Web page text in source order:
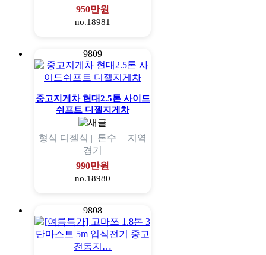
950만원
no.18981
9809
중고지게차 현대2.5톤 사이드
쉬프트 디젤지게차
형식 디젤식 | 톤수 | 지역
경기
990만원
no.18980
9808